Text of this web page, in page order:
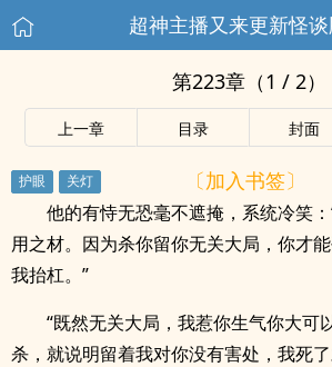
超神主播又来更新怪
第223章（1 / 2）
上一章 目录 封面
〔加入书签〕
他的有恃无恐毫不遮掩，系统冷笑
用之材。因为杀你留你无关大局，你才
我抬杠。”
“既然无关大局，我惹你生气你大可
杀，就说明留着我对你没有害处，我死了